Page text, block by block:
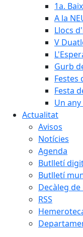
1a.
A la
Llocs
V
Gurb
Festes
Festa
Un
Actualitat
Avisos
Notícies
Agenda
Butlletí
Butlletí
Decàleg
RSS